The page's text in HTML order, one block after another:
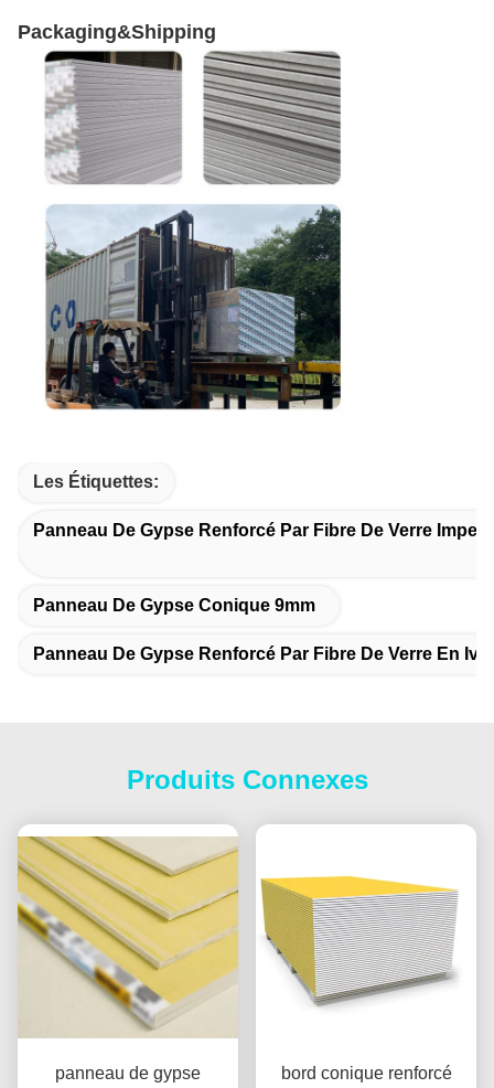
Packaging&Shipping
Les Étiquettes:
Panneau De Gypse Renforcé Par Fibre De Verre
Panneau De Gypse Conique 9mm
Panneau De Gypse Renforcé Par Fibre De Verre En
Produits Connexes
panneau de gypse
bord conique renforcé